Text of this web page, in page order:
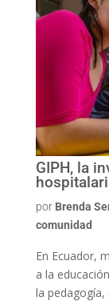
GIPH, la
por Brenda
comunidad
En Ecuador,
a la
la